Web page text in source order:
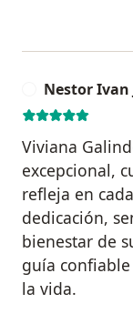
Nestor Ivan
Viviana
excepcional,
refleja en
dedicación,
bienestar de
guía
la vida.